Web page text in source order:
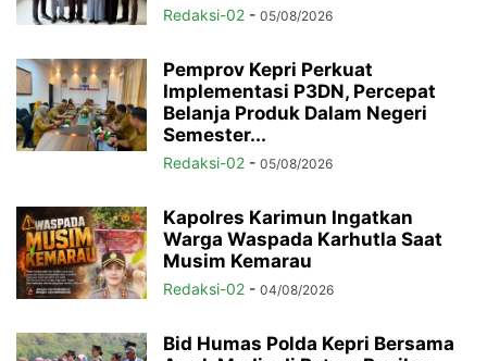
Redaksi-02 - 05/08/2026
Pemprov Kepri Perkuat
Implementasi P3DN, Percepat
Belanja Produk Dalam Negeri
Semester...
Redaksi-02 - 05/08/2026
Kapolres Karimun Ingatkan
Warga Waspada Karhutla Saat
Musim Kemarau
Redaksi-02 - 04/08/2026
Bid Humas Polda Kepri Bersama